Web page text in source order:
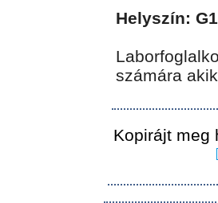
Helyszín:
számára
Kopirájt meg